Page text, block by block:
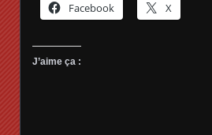
Facebook X
J’aime ça :